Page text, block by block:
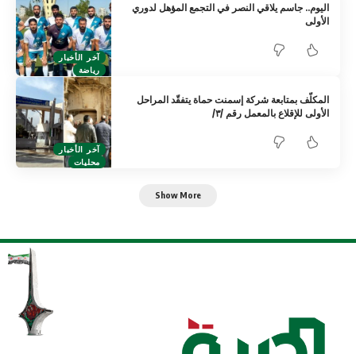
آخر الأخبار
رياضة
اليوم.. جاسم يلاقي النصر في التجمع المؤهل لدوري
الأولى
آخر الأخبار
محليات
المكلّف بمتابعة شركة إسمنت حماة يتفقّد المراحل
الأولى للإقلاع بالمعمل رقم /٣/
Show More